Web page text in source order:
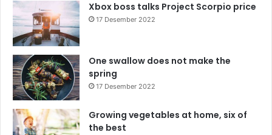
Xbox boss talks Project Scorpio price
17 Desember 2022
One swallow does not make the
spring
17 Desember 2022
Growing vegetables at home, six of
the best